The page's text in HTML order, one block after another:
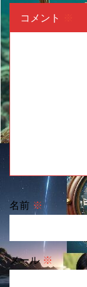
コメント
名前 ※
メール※